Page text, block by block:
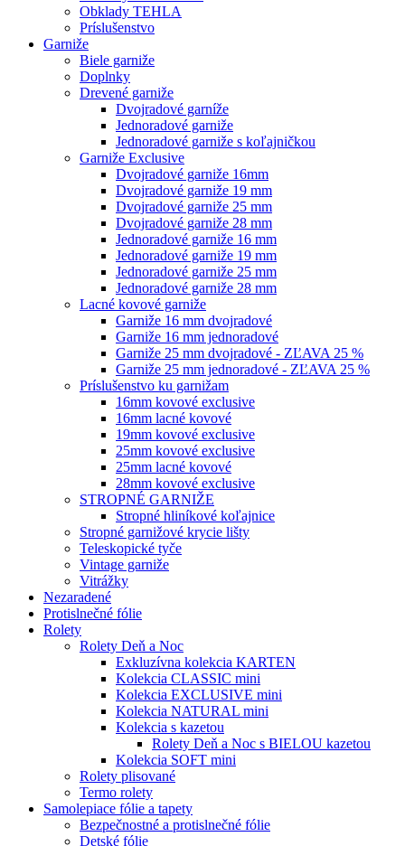
Obklady TEHLA
Príslušenstvo
Garniže
Biele garniže
Doplnky
Drevené garniže
Dvojradové garníže
Jednoradové garniže
Jednoradové garniže s koľajničkou
Garniže Exclusive
Dvojradové garniže 16mm
Dvojradové garniže 19 mm
Dvojradové garniže 25 mm
Dvojradové garniže 28 mm
Jednoradové garniže 16 mm
Jednoradové garniže 19 mm
Jednoradové garniže 25 mm
Jednoradové garniže 28 mm
Lacné kovové garniže
Garniže 16 mm dvojradové
Garniže 16 mm jednoradové
Garniže 25 mm dvojradové - ZĽAVA 25 %
Garniže 25 mm jednoradové - ZĽAVA 25 %
Príslušenstvo ku garnižam
16mm kovové exclusive
16mm lacné kovové
19mm kovové exclusive
25mm kovové exclusive
25mm lacné kovové
28mm kovové exclusive
STROPNÉ GARNIŽE
Stropné hliníkové koľajnice
Stropné garnižové krycie lišty
Teleskopické tyče
Vintage garniže
Vitrážky
Nezaradené
Protislnečné fólie
Rolety
Rolety Deň a Noc
Exkluzívna kolekcia KARTEN
Kolekcia CLASSIC mini
Kolekcia EXCLUSIVE mini
Kolekcia NATURAL mini
Kolekcia s kazetou
Rolety Deň a Noc s BIELOU kazetou
Kolekcia SOFT mini
Rolety plisované
Termo rolety
Samolepiace fólie a tapety
Bezpečnostné a protislnečné fólie
Detské fólie